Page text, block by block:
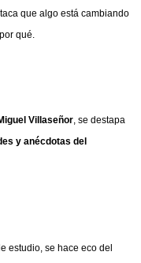
que algo está cambiando
qué.
Villaseñor, se destapa
y anécdotas del
estudio, se hace eco del